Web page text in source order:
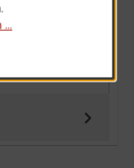
20/5A 2,5VA
...